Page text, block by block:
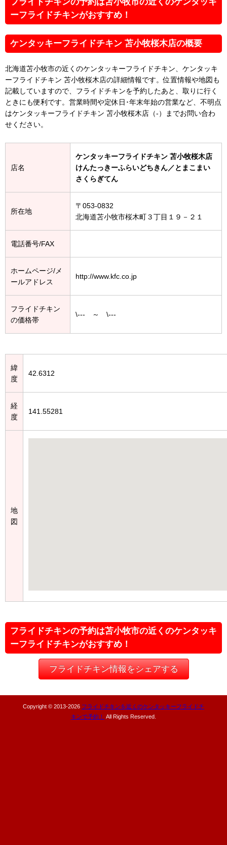
ーフライドチキンがおすすめ！
ケンタッキーフライドチキン 苫小牧桜木店の概要
北海道苫小牧市の近くのケンタッキーフライドチキン、ケンタッキ
ーフライドチキン 苫小牧桜木店の詳細情報です。位置情報や地図も
記載していますので、フライドチキンを予約したあと、取りに行く
ときにも便利です。営業時間や定休日･年末年始の営業など、不明点
はケンタッキーフライドチキン 苫小牧桜木店（-）までお問い合わ
せください。
店名
ケンタッキーフライドチキン 苫小牧桜木店
けんたっきーふらいどちきん／とまこまい
さくらぎてん
所在地
〒053-0832
北海道苫小牧市桜木町３丁目１９－２１
電話番号/FAX
ホームページ/メ
ールアドレス
http://www.kfc.co.jp
フライドチキン
の価格帯
\--- ～ \---
緯
度
42.6312
経
度
141.55281
地
図
フライドチキンの予約は苫小牧市の近くのケンタッキ
ーフライドチキンがおすすめ！
フライドチキン情報をシェアする
Copyright © 2013-2026 フライドチキンを近くのケンタッキーフライドチ
キンで予約！
All Rights Reserved.